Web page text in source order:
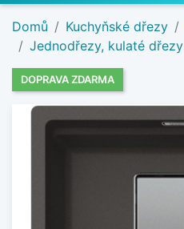
Domů Kuchyňské dřezy
Jednodřezy, kulaté dřezy
DOPRAVA ZDARMA